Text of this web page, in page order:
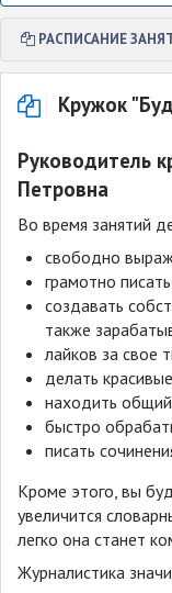
РАСПИСАНИЕ
Кружок
Руководитель
Петровна
Во время занятий
свободно
грамотно
создавать
также
лайков за свое
делать
находить
быстро
писать
Кроме этого, вы
увеличится
легко она станет
Журналистика